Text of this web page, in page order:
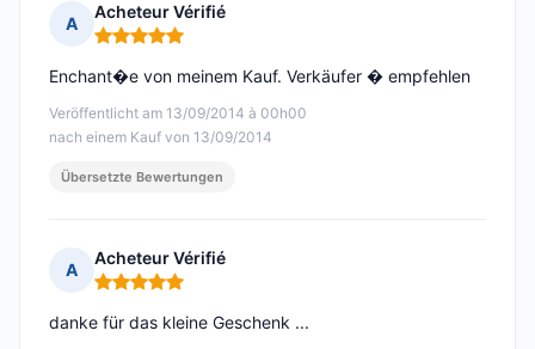
A
Acheteur Vérifié
Hinweis: 5 von 5
Veröffentlicht am 13/09/2014 à 00h00
nach einem Kauf von 13/09/2014
Enchant�e von meinem Kauf. Verkäufer � empfehlen
Übersetzte Bewertungen
A
Acheteur Vérifié
Hinweis: 5 von 5
danke für das kleine Geschenk ...